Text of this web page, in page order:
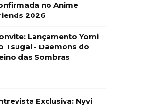
no Anime
2026
Lançamento Yomi
Tsugai - Daemons do
das Sombras
Exclusiva: Nyvi